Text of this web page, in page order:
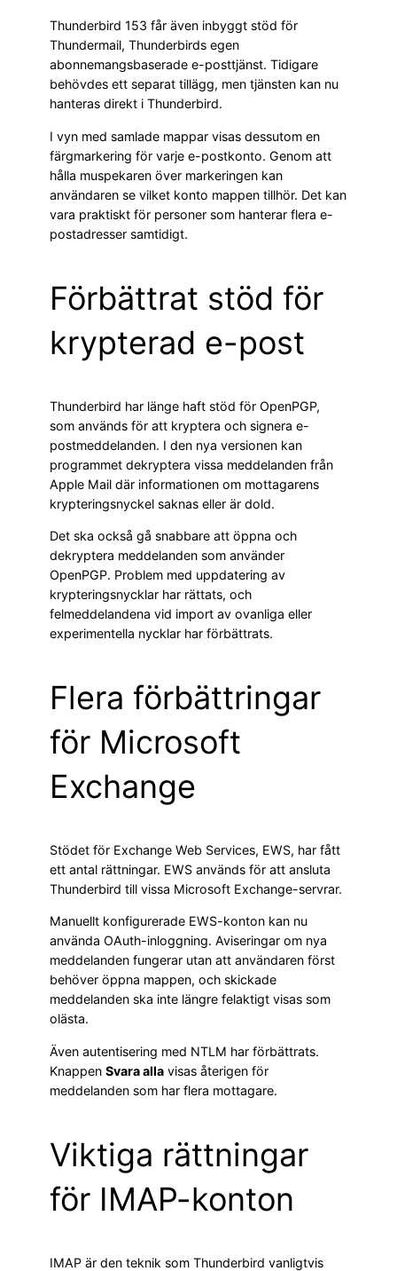
Thunderbird 153 får även inbyggt stöd för
Thundermail, Thunderbirds egen
abonnemangsbaserade e-posttjänst. Tidigare
behövdes ett separat tillägg, men tjänsten kan nu
hanteras direkt i Thunderbird.
I vyn med samlade mappar visas dessutom en
färgmarkering för varje e-postkonto. Genom att
hålla muspekaren över markeringen kan
användaren se vilket konto mappen tillhör. Det kan
vara praktiskt för personer som hanterar flera e-
postadresser samtidigt.
Förbättrat stöd för
krypterad e-post
Thunderbird har länge haft stöd för OpenPGP,
som används för att kryptera och signera e-
postmeddelanden. I den nya versionen kan
programmet dekryptera vissa meddelanden från
Apple Mail där informationen om mottagarens
krypteringsnyckel saknas eller är dold.
Det ska också gå snabbare att öppna och
dekryptera meddelanden som använder
OpenPGP. Problem med uppdatering av
krypteringsnycklar har rättats, och
felmeddelandena vid import av ovanliga eller
experimentella nycklar har förbättrats.
Flera förbättringar
för Microsoft
Exchange
Stödet för Exchange Web Services, EWS, har fått
ett antal rättningar. EWS används för att ansluta
Thunderbird till vissa Microsoft Exchange-servrar.
Manuellt konfigurerade EWS-konton kan nu
använda OAuth-inloggning. Aviseringar om nya
meddelanden fungerar utan att användaren först
behöver öppna mappen, och skickade
meddelanden ska inte längre felaktigt visas som
olästa.
Även autentisering med NTLM har förbättrats.
Knappen Svara alla visas återigen för
meddelanden som har flera mottagare.
Viktiga rättningar
för IMAP-konton
IMAP är den teknik som Thunderbird vanligtvis